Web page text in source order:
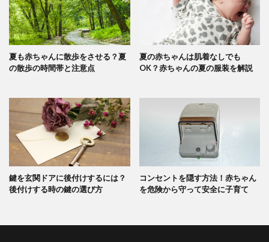
夏も赤ちゃんに散歩をさせる？夏
の散歩の時間帯と注意点
夏の赤ちゃんは肌着なしでも
OK？赤ちゃんの夏の服装を解説
鍵を玄関ドアに後付けするには？
後付けする時の鍵の選び方
コンセントを隠す方法！赤ちゃん
を危険から守って安全に子育て